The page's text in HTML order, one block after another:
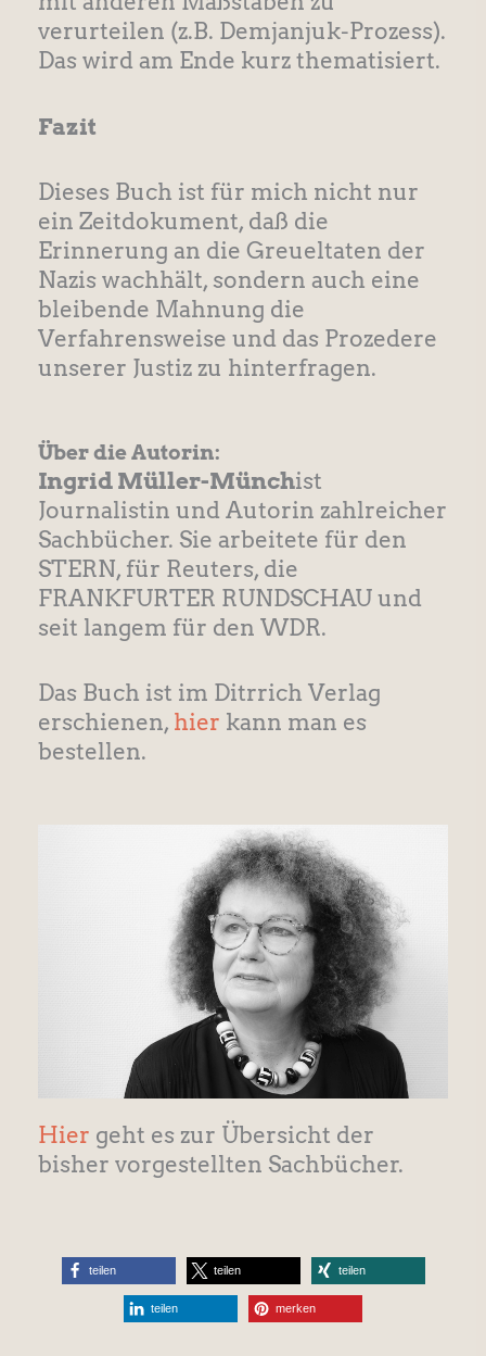
verurteilen (z.B. Demjanjuk-Prozess).
Das wird am Ende kurz thematisiert.
Fazit
Dieses Buch ist für mich nicht nur
ein Zeitdokument, daß die
Erinnerung an die Greueltaten der
Nazis wachhält, sondern auch eine
bleibende Mahnung die
Verfahrensweise und das Prozedere
unserer Justiz zu hinterfragen.
Über die Autorin:
Ingrid Müller-Münchist
Journalistin und Autorin zahlreicher
Sachbücher. Sie arbeitete für den
STERN, für Reuters, die
FRANKFURTER RUNDSCHAU und
seit langem für den WDR.
Das Buch ist im Ditrrich Verlag
erschienen, hier kann man es
bestellen.
Hier geht es zur Übersicht der
bisher vorgestellten Sachbücher.
teilen teilen teilen
teilen merken